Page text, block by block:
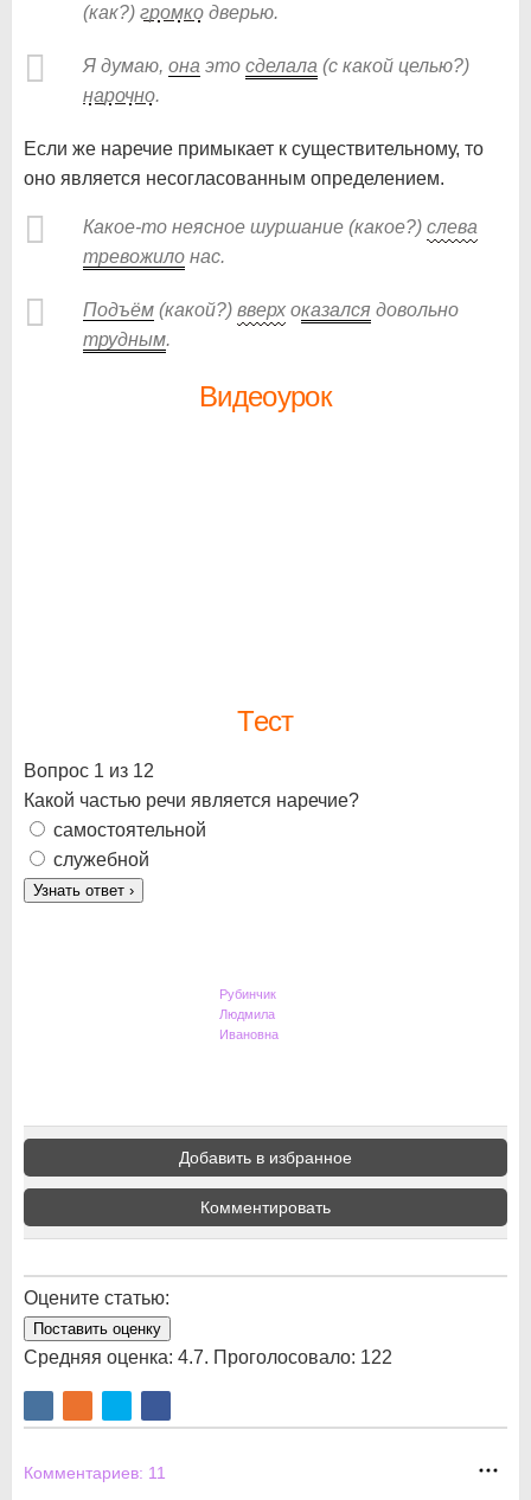
(как?) громко дверью.
Я думаю, она это сделала (с какой целью?)
нарочно.
Если же наречие примыкает к существительному, то
оно является несогласованным определением.
Какое-то неясное шуршание (какое?) слева
тревожило нас.
Подъём (какой?) вверх оказался довольно
трудным.
Видеоурок
Тест
Вопрос 1 из 12
Какой частью речи является наречие?
самостоятельной
служебной
Узнать ответ ›
Рубинчик
Людмила
Ивановна
Добавить в избранное
Комментировать
Оцените статью:
Поставить оценку
Средняя оценка: 4.7. Проголосовало: 122
Комментариев: 11